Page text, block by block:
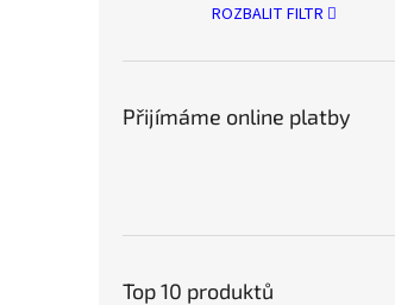
ROZBALIT FILTR
Přijímáme online platby
Top 10 produktů